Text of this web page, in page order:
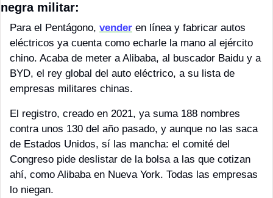
negra militar:
Para el Pentágono, vender en línea y fabricar autos
eléctricos ya cuenta como echarle la mano al ejército
chino. Acaba de meter a Alibaba, al buscador Baidu y a
BYD, el rey global del auto eléctrico, a su lista de
empresas militares chinas.
El registro, creado en 2021, ya suma 188 nombres
contra unos 130 del año pasado, y aunque no las saca
de Estados Unidos, sí las mancha: el comité del
Congreso pide deslistar de la bolsa a las que cotizan
ahí, como Alibaba en Nueva York. Todas las empresas
lo niegan.